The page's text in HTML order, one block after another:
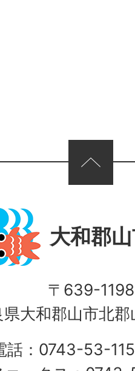
大和郡
〒639-1198
県大和郡山市北
話：0743-53-